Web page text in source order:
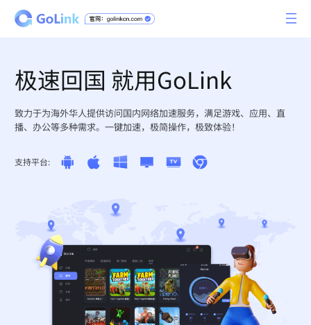
极速回国 就用GoLink
致力于为海外华人提供访问国内网络加速服务，满足游戏、应用、直
播、办公等多种需求。一键加速，极简操作，极致体验！
支持平台: